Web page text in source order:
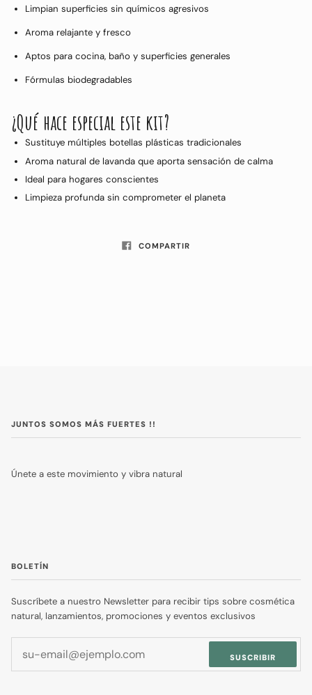
Limpian superficies sin químicos agresivos
Aroma relajante y fresco
Aptos para cocina, baño y superficies generales
Fórmulas biodegradables
¿Qué hace especial este kit?
Sustituye múltiples botellas plásticas tradicionales
Aroma natural de lavanda que aporta sensación de calma
Ideal para hogares conscientes
Limpieza profunda sin comprometer el planeta
COMPARTIR
JUNTOS SOMOS MÁS FUERTES !!
Únete a este movimiento y vibra natural
BOLETÍN
Suscríbete a nuestro Newsletter para recibir tips sobre cosmética
natural, lanzamientos, promociones y eventos exclusivos
SUSCRIBIR